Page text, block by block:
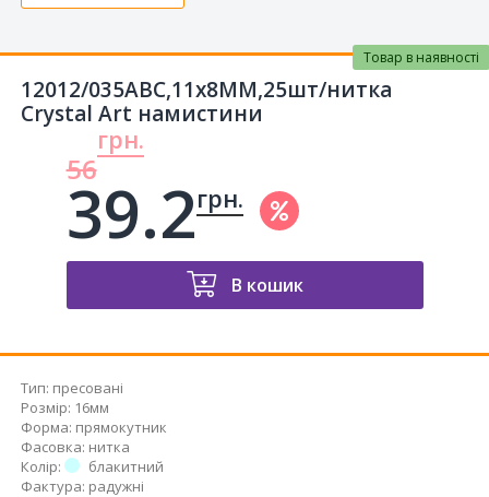
12012/035АВC,11х8MM,25шт/нитка
Crystal Art намистини
Товар в наявності
56
грн.
39.2грн.
В кошик
Тип: пресовані
Розмір: 16мм
Форма: прямокутник
Фасовка: нитка
Колір:
блакитний
Фактура: радужні